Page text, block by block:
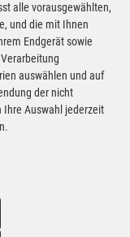
in
Benzin und Diesel
alle vorausgewählten,
und die mit Ihnen
Endgerät sowie
auswählen und auf
der nicht
Ihre Auswahl jederzeit